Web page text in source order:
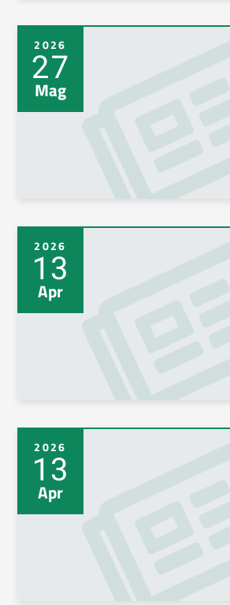
2026
27
Mag
2026
13
Apr
2026
13
Apr